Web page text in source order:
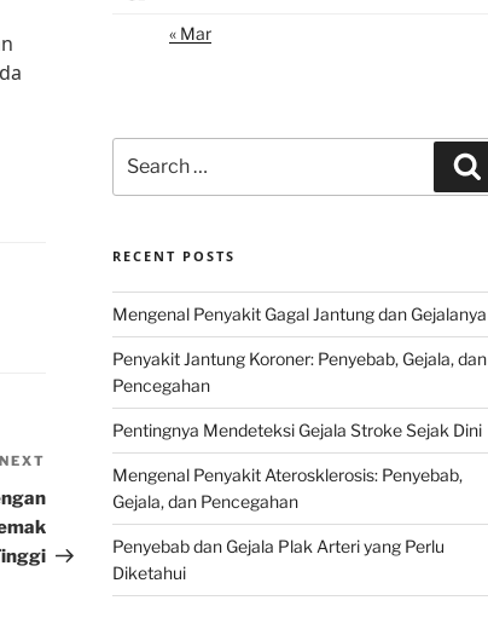
Post
NEXT
« Mar
for:
RECENT POSTS
Mengenal Penyakit Gagal Jantung dan Gejalanya
Penyakit Jantung Koroner: Penyebab, Gejala, dan
Pencegahan
Pentingnya Mendeteksi Gejala Stroke Sejak Dini
Mengenal Penyakit Aterosklerosis: Penyebab,
Gejala, dan Pencegahan
Penyebab dan Gejala Plak Arteri yang Perlu
Diketahui